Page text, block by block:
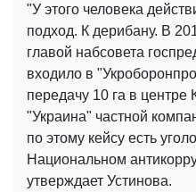
"У этого человека
подход. К дерибану. В
главой набсовета
входило в
передачу 10 га в центре
"Украина" частной
по этому кейсу есть
Национальном
утверждает Устинова.